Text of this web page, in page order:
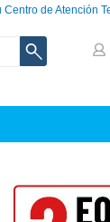
Centro de Atención